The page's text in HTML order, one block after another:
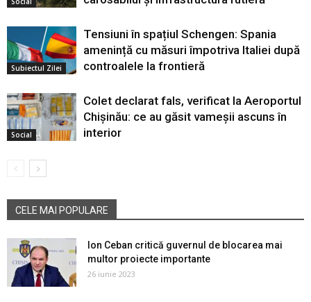
Subiectul Zilei
Tensiuni în spațiul Schengen: Spania
amenință cu măsuri împotriva Italiei după
controalele la frontieră
Social
Colet declarat fals, verificat la Aeroportul
Chișinău: ce au găsit vameșii ascuns în
interior
CELE MAI POPULARE
Ion Ceban critică guvernul de blocarea mai
multor proiecte importante
26 iunie 2023